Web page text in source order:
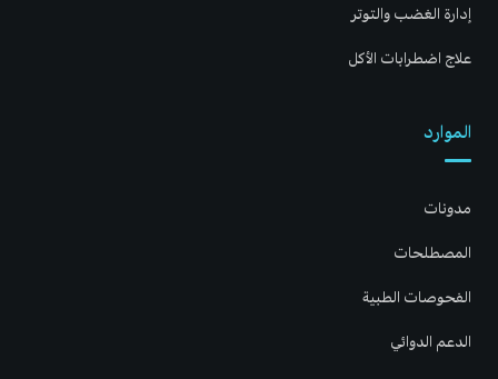
إدارة الغضب والتوتر
علاج اضطرابات الأكل
الموارد
مدونات
المصطلحات
الفحوصات الطبية
الدعم الدوائي